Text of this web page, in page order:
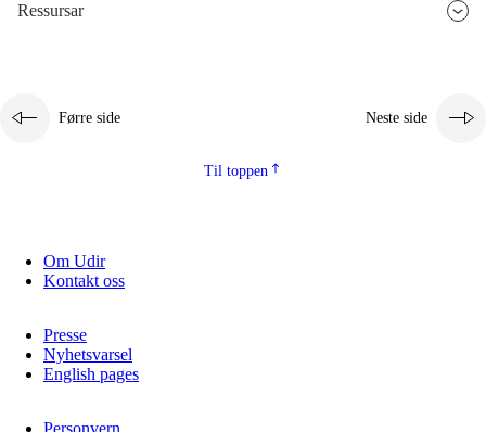
Ressursar
Førre side Neste side
Til toppen
Om Udir
Kontakt oss
Presse
Nyhetsvarsel
English pages